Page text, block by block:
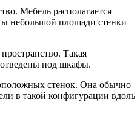
Мебель располагается
небольшой площади стенки
Такая
отведены под шкафы.
стенок. Она обычно
в такой конфигурации вдоль